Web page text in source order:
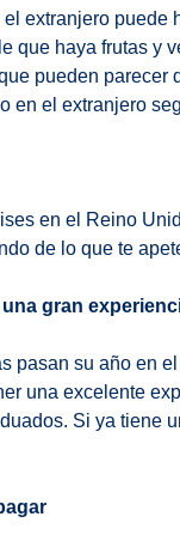
el extranjero puede
que haya frutas y
pueden parecer
en el extranjero
en el Reino
de lo que te
una gran
pasan su año en
una excelente
Si ya tiene